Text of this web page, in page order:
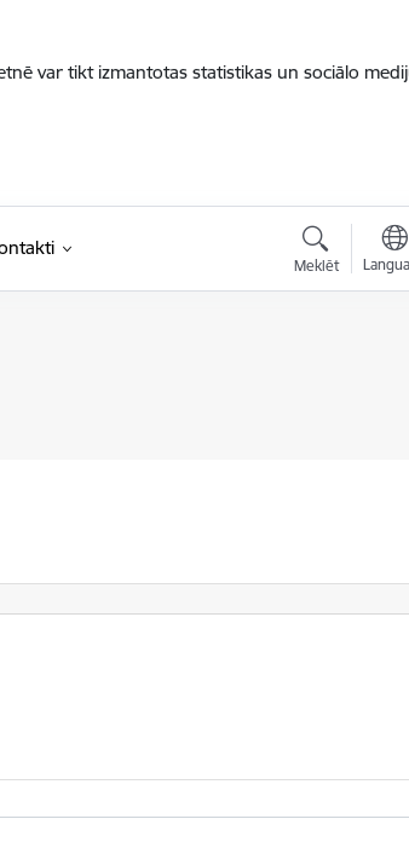
var tikt izmantotas statistikas un sociālo
Meklēt